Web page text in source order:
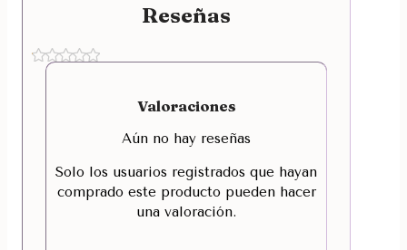
Reseñas
Valoraciones
Aún no hay reseñas
Solo los usuarios registrados que hayan
comprado este producto pueden hacer
una valoración.